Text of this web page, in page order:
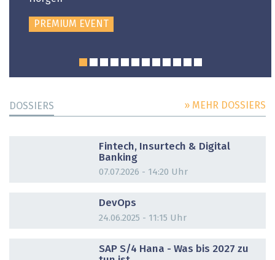
PREMIUM EVENT
DOSSIERS » MEHR DOSSIERS
Fintech, Insurtech & Digital
Banking
07.07.2026 - 14:20 Uhr
DevOps
24.06.2025 - 11:15 Uhr
SAP S/4 Hana - Was bis 2027 zu